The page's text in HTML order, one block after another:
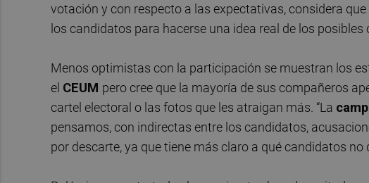
votación y con respecto a las expectativas, considera
los candidatos para hacerse una idea real de los
Menos optimistas con la participación se muestran los
el CEUM pero cree que la mayoría de sus compañeros
cartel electoral o las fotos que les atraigan más. “La
pensamos, con indirectas entre los candidatos,
por descarte, ya que tiene más claro a qué candidatos no